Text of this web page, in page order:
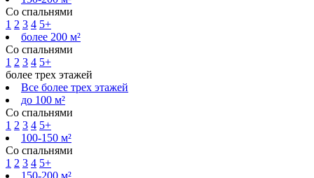
Со спальнями
1 2 3 4 5+
более 200 м²
Со спальнями
1 2 3 4 5+
более трех этажей
Все более трех этажей
до 100 м²
Со спальнями
1 2 3 4 5+
100-150 м²
Со спальнями
1 2 3 4 5+
150-200 м²